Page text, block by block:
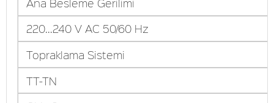
220...240 V AC 50/60 Hz
Topraklama Sistemi
TT-TN